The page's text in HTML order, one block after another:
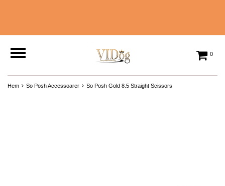
0
Hem So Posh Accessoarer So Posh Gold 8.5 Straight Scissors